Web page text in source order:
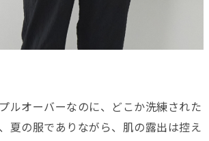
ルオーバーなのに、どこか洗練された
夏の服でありながら、肌の露出は控え